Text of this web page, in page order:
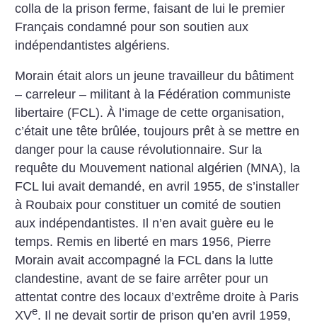
colla de la prison ferme, faisant de lui le premier
Français condamné pour son soutien aux
indépendantistes algériens.
Morain était alors un jeune travailleur du bâtiment
– carreleur – militant à la Fédération communiste
libertaire (FCL). À l’image de cette organisation,
c’était une tête brûlée, toujours prêt à se mettre en
danger pour la cause révolutionnaire. Sur la
requête du Mouvement national algérien (MNA), la
FCL lui avait demandé, en avril 1955, de s’installer
à Roubaix pour constituer un comité de soutien
aux indépendantistes. Il n’en avait guère eu le
temps. Remis en liberté en mars 1956, Pierre
Morain avait accompagné la FCL dans la lutte
clandestine, avant de se faire arrêter pour un
attentat contre des locaux d’extrême droite à Paris
XVe. Il ne devait sortir de prison qu’en avril 1959,